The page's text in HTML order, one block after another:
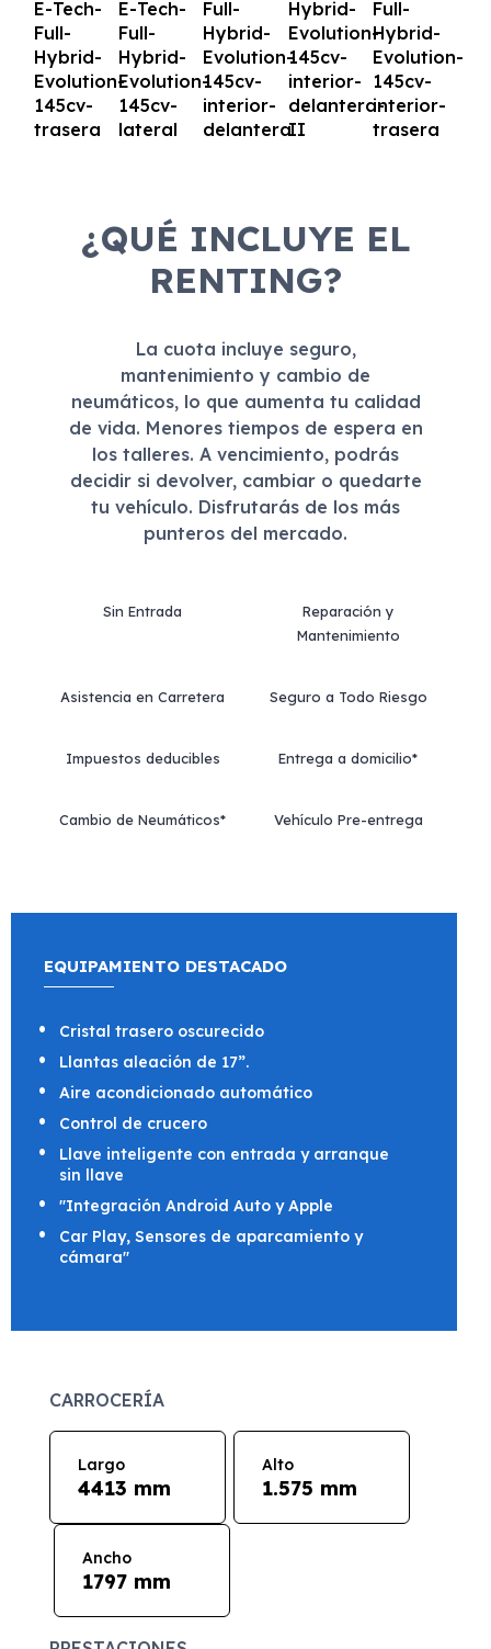
¿QUÉ INCLUYE EL
RENTING?
La cuota incluye seguro,
mantenimiento y cambio de
neumáticos, lo que aumenta tu calidad
de vida. Menores tiempos de espera en
los talleres. A vencimiento, podrás
decidir si devolver, cambiar o quedarte
tu vehículo. Disfrutarás de los más
punteros del mercado.
Sin Entrada
Reparación y
Mantenimiento
Asistencia en Carretera Seguro a Todo Riesgo
Impuestos deducibles Entrega a domicilio*
Cambio de Neumáticos* Vehículo Pre-entrega
EQUIPAMIENTO DESTACADO
Cristal trasero oscurecido
Llantas aleación de 17”.
Aire acondicionado automático
Control de crucero
Llave inteligente con entrada y arranque
sin llave
"Integración Android Auto y Apple
Car Play, Sensores de aparcamiento y
cámara"
CARROCERÍA
Largo
4413 mm
Alto
1.575 mm
Ancho
1797 mm